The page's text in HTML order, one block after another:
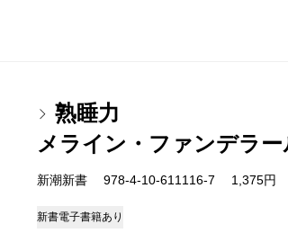
熟睡力
メライン・ファンデラ
新潮新書 978-4-10-611116-7 1,375円
新書電子書籍あり